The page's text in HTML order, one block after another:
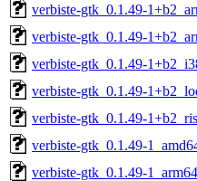
verbiste-gtk_0.1.49-
verbiste-gtk_0.1.49-
verbiste-gtk_0.1.49-
verbiste-gtk_0.1.49-
verbiste-gtk_0.1.49-
verbiste-gtk_0.1.49-
verbiste-gtk_0.1.49-